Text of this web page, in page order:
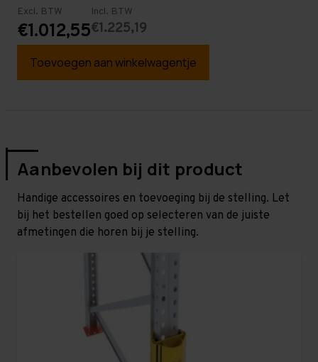
Excl. BTW
€1.012,55
Incl. BTW
€1.225,19
Toevoegen aan winkelwagentje
Aanbevolen bij dit product
Handige accessoires en toevoeging bij de stelling. Let
bij het bestellen goed op selecteren van de juiste
afmetingen die horen bij je stelling.